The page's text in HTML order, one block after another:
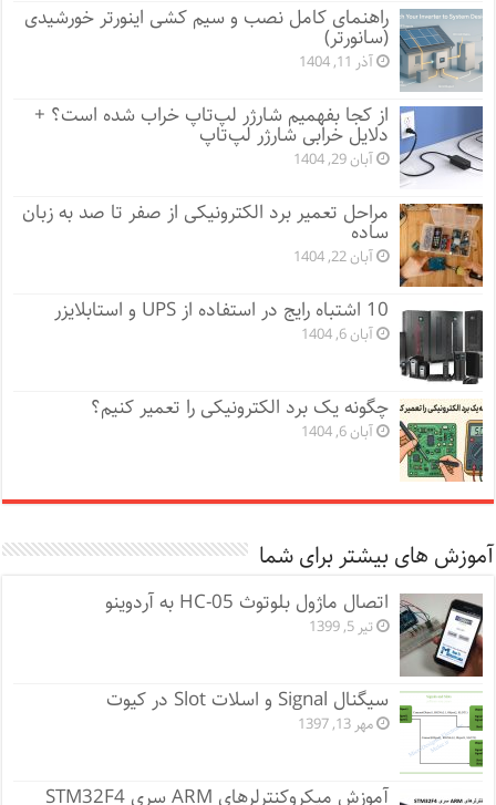
راهنمای کامل نصب و سیم کشی اینورتر خورشیدی
(سانورتر)
آذر 11, 1404
از کجا بفهمیم شارژر لپ‌تاپ خراب شده است؟ +
دلایل خرابی شارژر لپ‌تاپ
آبان 29, 1404
مراحل تعمیر برد الکترونیکی از صفر تا صد به زبان
ساده
آبان 22, 1404
10 اشتباه رایج در استفاده از UPS و استابلایزر
آبان 6, 1404
چگونه یک برد الکترونیکی را تعمیر کنیم؟
آبان 6, 1404
آموزش های بیشتر برای شما
اتصال ماژول بلوتوث HC-05 به آردوینو
تیر 5, 1399
سیگنال Signal و اسلات Slot در کیوت
مهر 13, 1397
آموزش میکروکنترلرهای ARM سری STM32F4